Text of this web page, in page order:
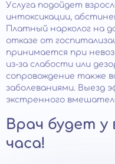
Услуга подойдет
интоксикации,
Платный нарколог на
отказе от
принимается при
из-за слабости или
сопровождение также
заболеваниями. Выезд
экстренного
Врач будет у
часа!